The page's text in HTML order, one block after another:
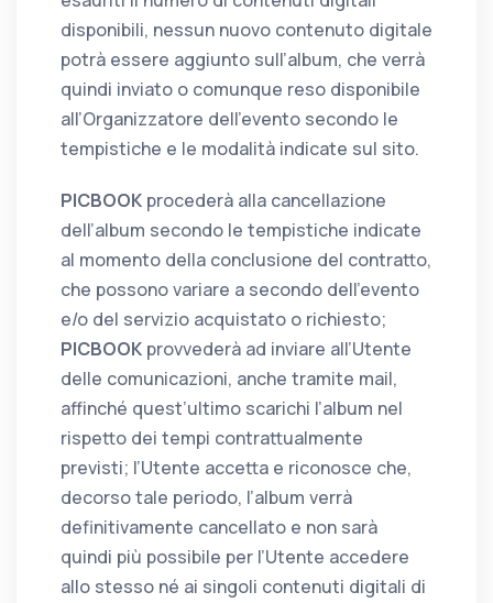
disponibili, nessun nuovo contenuto digitale
potrà essere aggiunto sull’album, che verrà
quindi inviato o comunque reso disponibile
all’Organizzatore dell’evento secondo le
tempistiche e le modalità indicate sul sito.
PICBOOK procederà alla cancellazione
dell’album secondo le tempistiche indicate
al momento della conclusione del contratto,
che possono variare a secondo dell’evento
e/o del servizio acquistato o richiesto;
PICBOOK provvederà ad inviare all’Utente
delle comunicazioni, anche tramite mail,
affinché quest’ultimo scarichi l’album nel
rispetto dei tempi contrattualmente
previsti; l’Utente accetta e riconosce che,
decorso tale periodo, l’album verrà
definitivamente cancellato e non sarà
quindi più possibile per l’Utente accedere
allo stesso né ai singoli contenuti digitali di